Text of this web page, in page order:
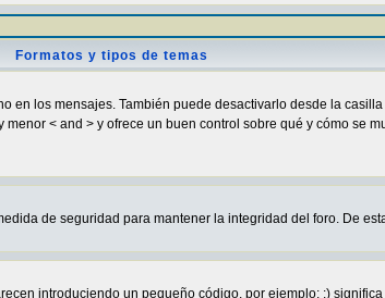
Formatos y tipos de temas
los mensajes. También puede desactivarlo desde la
< and > y ofrece un buen control sobre qué y cómo se
de seguridad para mantener la integridad del foro. De
introduciendo un pequeño código, por ejemplo: :)